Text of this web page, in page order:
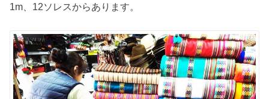
1m、12ソレスからあります。